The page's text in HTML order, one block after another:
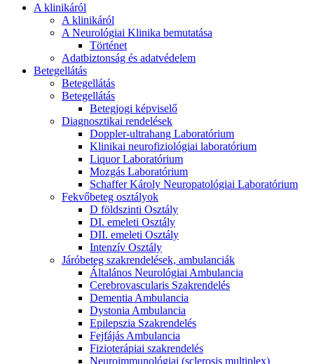
A klinikáról
A klinikáról
A Neurológiai Klinika bemutatása
Történet
Adatbiztonság és adatvédelem
Betegellátás
Betegellátás
Betegellátás
Betegjogi képviselő
Diagnosztikai rendelések
Doppler-ultrahang Laboratórium
Klinikai neurofiziológiai laboratórium
Liquor Laboratórium
Mozgás Laboratórium
Schaffer Károly Neuropatológiai Laboratórium
Fekvőbeteg osztályok
D földszinti Osztály
DI. emeleti Osztály
DII. emeleti Osztály
Intenzív Osztály
Járóbeteg szakrendelések, ambulanciák
Általános Neurológiai Ambulancia
Cerebrovascularis Szakrendelés
Dementia Ambulancia
Dystonia Ambulancia
Epilepszia Szakrendelés
Fejfájás Ambulancia
Fizioterápiai szakrendelés
Neuroimmunológiai (sclerosis multiplex)